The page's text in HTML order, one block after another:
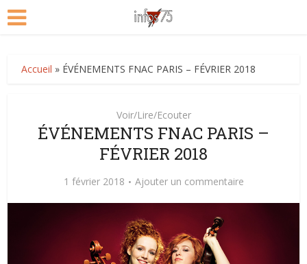
Accueil » ÉVÉNEMENTS FNAC PARIS – FÉVRIER 2018
Voir/Lire/Ecouter
ÉVÉNEMENTS FNAC PARIS –
FÉVRIER 2018
1 février 2018 Ajouter un commentaire